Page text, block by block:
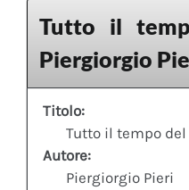
Tutto il
Piergiorgio
Titolo:
Tutto il tempo
Autore:
Piergiorgio Pieri